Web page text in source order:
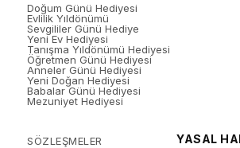
Doğum Günü Hediyesi
Evlilik Yıldönümü
Sevgililer Günü Hediye
Yeni Ev Hediyesi
Tanışma Yıldönümü Hediyesi
Öğretmen Günü Hediyesi
Anneler Günü Hediyesi
Yeni Doğan Hediyesi
Babalar Günü Hediyesi
Mezuniyet Hediyesi
SÖZLEŞMELER
YASAL